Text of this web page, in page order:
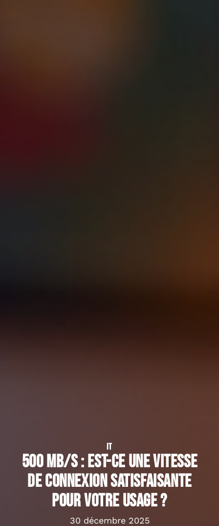
IT
500 MB/s : est-ce une vitesse
de connexion satisfaisante
pour votre usage ?
30 décembre 2025